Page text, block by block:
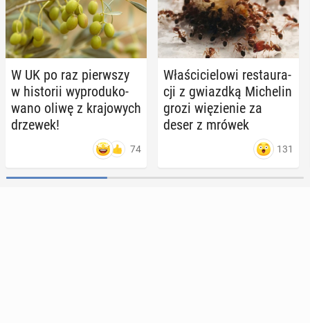
W UK po raz pierw­szy
w hi­sto­rii wy­pro­du­ko­
wa­no oliwę z kra­jo­wych
drzewek!
74
Wła­ści­cie­lo­wi re­stau­ra­
cji z gwiazd­ką Mi­che­lin
grozi wię­zie­nie za
deser z mrówek
131